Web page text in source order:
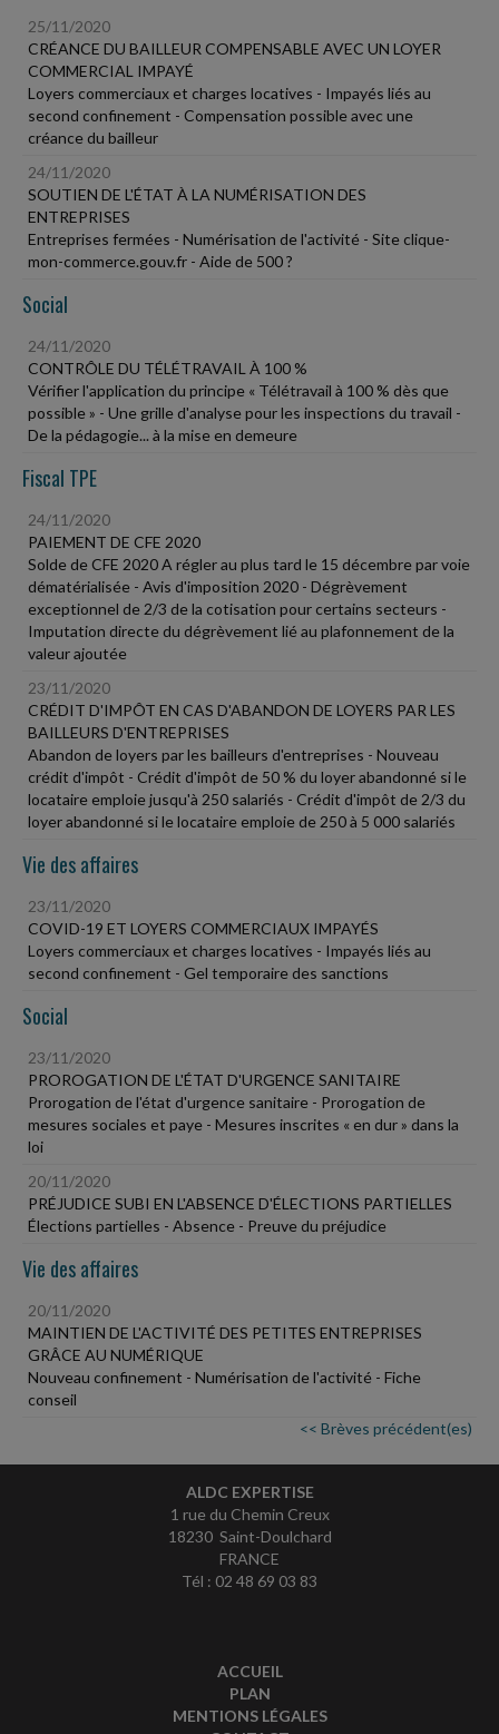
25/11/2020
CRÉANCE DU BAILLEUR COMPENSABLE AVEC UN LOYER
COMMERCIAL IMPAYÉ
Loyers commerciaux et charges locatives - Impayés liés au
second confinement - Compensation possible avec une
créance du bailleur
24/11/2020
SOUTIEN DE L'ÉTAT À LA NUMÉRISATION DES
ENTREPRISES
Entreprises fermées - Numérisation de l'activité - Site clique-
mon-commerce.gouv.fr - Aide de 500 ?
Social
24/11/2020
CONTRÔLE DU TÉLÉTRAVAIL À 100 %
Vérifier l'application du principe « Télétravail à 100 % dès que
possible » - Une grille d'analyse pour les inspections du travail -
De la pédagogie... à la mise en demeure
Fiscal TPE
24/11/2020
PAIEMENT DE CFE 2020
Solde de CFE 2020 A régler au plus tard le 15 décembre par voie
dématérialisée - Avis d'imposition 2020 - Dégrèvement
exceptionnel de 2/3 de la cotisation pour certains secteurs -
Imputation directe du dégrèvement lié au plafonnement de la
valeur ajoutée
23/11/2020
CRÉDIT D'IMPÔT EN CAS D'ABANDON DE LOYERS PAR LES
BAILLEURS D'ENTREPRISES
Abandon de loyers par les bailleurs d'entreprises - Nouveau
crédit d'impôt - Crédit d'impôt de 50 % du loyer abandonné si le
locataire emploie jusqu'à 250 salariés - Crédit d'impôt de 2/3 du
loyer abandonné si le locataire emploie de 250 à 5 000 salariés
Vie des affaires
23/11/2020
COVID-19 ET LOYERS COMMERCIAUX IMPAYÉS
Loyers commerciaux et charges locatives - Impayés liés au
second confinement - Gel temporaire des sanctions
Social
23/11/2020
PROROGATION DE L'ÉTAT D'URGENCE SANITAIRE
Prorogation de l'état d'urgence sanitaire - Prorogation de
mesures sociales et paye - Mesures inscrites « en dur » dans la
loi
20/11/2020
PRÉJUDICE SUBI EN L'ABSENCE D'ÉLECTIONS PARTIELLES
Élections partielles - Absence - Preuve du préjudice
Vie des affaires
20/11/2020
MAINTIEN DE L'ACTIVITÉ DES PETITES ENTREPRISES
GRÂCE AU NUMÉRIQUE
Nouveau confinement - Numérisation de l'activité - Fiche
conseil
<< Brèves précédent(es)
ALDC EXPERTISE
1 rue du Chemin Creux
18230 Saint-Doulchard
FRANCE
Tél : 02 48 69 03 83
ACCUEIL
PLAN
MENTIONS LÉGALES